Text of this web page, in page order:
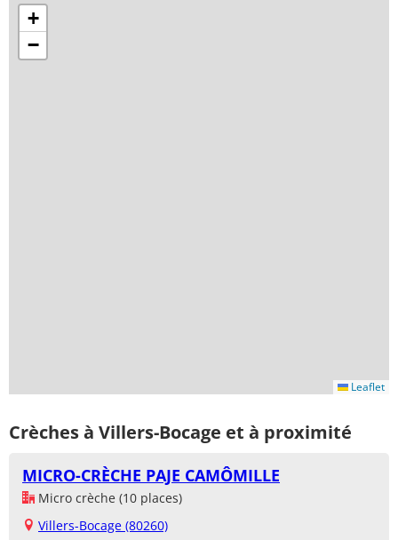
+
−
Leaflet
Crèches à Villers-Bocage et à proximité
MICRO-CRÈCHE PAJE CAMÔMILLE
Micro crèche (10 places)
Villers-Bocage (80260)